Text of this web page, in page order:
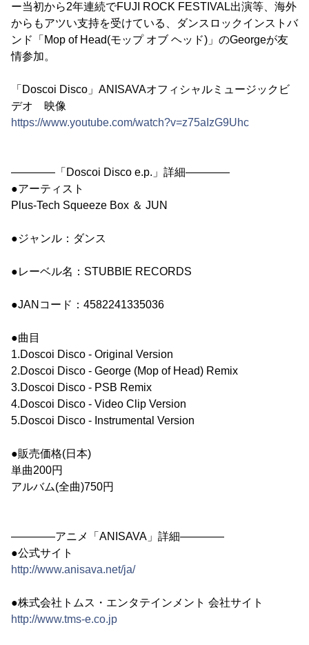
ー当初から2年連続でFUJI ROCK FESTIVAL出演等、海外
からもアツい支持を受けている、ダンスロックインストバ
ンド「Mop of Head(モップ オブ ヘッド)」のGeorgeが友
情参加。
「Doscoi Disco」ANISAVAオフィシャルミュージックビ
デオ 映像
https://www.youtube.com/watch?v=z75aIzG9Uhc
――――「Doscoi Disco e.p.」詳細――――
●アーティスト
Plus-Tech Squeeze Box ＆ JUN
●ジャンル：ダンス
●レーベル名：STUBBIE RECORDS
●JANコード：4582241335036
●曲目
1.Doscoi Disco - Original Version
2.Doscoi Disco - George (Mop of Head) Remix
3.Doscoi Disco - PSB Remix
4.Doscoi Disco - Video Clip Version
5.Doscoi Disco - Instrumental Version
●販売価格(日本)
単曲200円
アルバム(全曲)750円
――――アニメ「ANISAVA」詳細――――
●公式サイト
http://www.anisava.net/ja/
●株式会社トムス・エンタテインメント 会社サイト
http://www.tms-e.co.jp